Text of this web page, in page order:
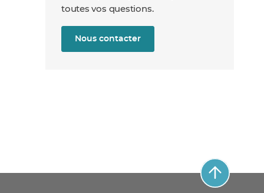
toutes vos questions.
Nous contacter